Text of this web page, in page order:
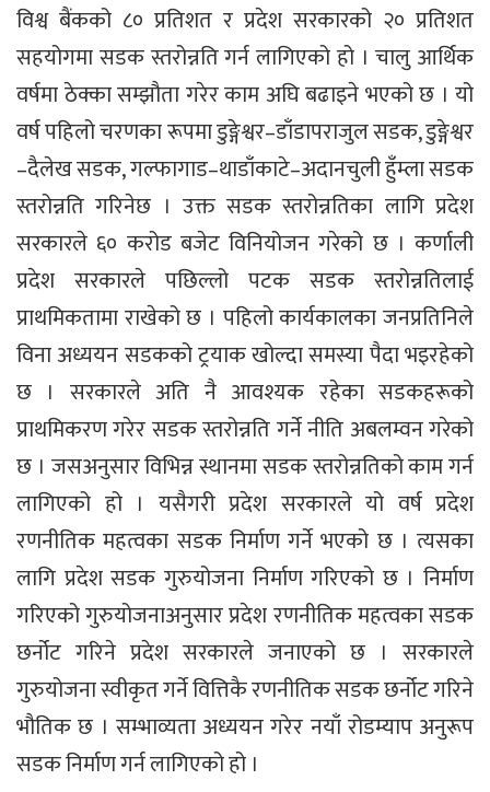
विश्व बैंकको ८० प्रतिशत र प्रदेश सरकारको २० प्रतिशत
सहयोगमा सडक स्तरोन्नति गर्न लागिएको हो । चालु आर्थिक
वर्षमा ठेक्का सम्झौता गरेर काम अघि बढाइने भएको छ । यो
वर्ष पहिलो चरणका रूपमा डुङ्गेश्वर–डाँडापराजुल सडक, डुङ्गेश्वर
–दैलेख सडक, गल्फागाड–थाडाँकाटे–अदानचुली हुँम्ला सडक
स्तरोन्नति गरिनेछ । उक्त सडक स्तरोन्नतिका लागि प्रदेश
सरकारले ६० करोड बजेट विनियोजन गरेको छ । कर्णाली
प्रदेश सरकारले पछिल्लो पटक सडक स्तरोन्नतिलाई
प्राथमिकतामा राखेको छ । पहिलो कार्यकालका जनप्रतिनिले
विना अध्ययन सडकको ट्रयाक खोल्दा समस्या पैदा भइरहेको
छ । सरकारले अति नै आवश्यक रहेका सडकहरूको
प्राथमिकरण गरेर सडक स्तरोन्नति गर्ने नीति अबलम्वन गरेको
छ । जसअनुसार विभिन्न स्थानमा सडक स्तरोन्नतिको काम गर्न
लागिएको हो । यसैगरी प्रदेश सरकारले यो वर्ष प्रदेश
रणनीतिक महत्वका सडक निर्माण गर्ने भएको छ । त्यसका
लागि प्रदेश सडक गुरुयोजना निर्माण गरिएको छ । निर्माण
गरिएको गुरुयोजनाअनुसार प्रदेश रणनीतिक महत्वका सडक
छर्नोट गरिने प्रदेश सरकारले जनाएको छ । सरकारले
गुरुयोजना स्वीकृत गर्ने वित्तिकै रणनीतिक सडक छर्नोट गरिने
भौतिक छ । सम्भाव्यता अध्ययन गरेर नयाँ रोडम्याप अनुरूप
सडक निर्माण गर्न लागिएको हो ।